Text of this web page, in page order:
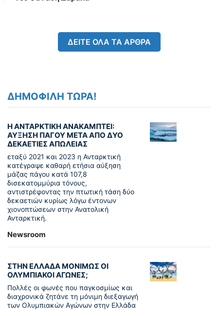
ΔΕΙΤΕ ΟΛΑ ΤΑ ΑΡΘΡΑ
ΔΗΜΟΦΙΛΗ ΤΩΡΑ!
Η ΑΝΤΑΡΚΤΙΚΗ ΑΝΑΚΑΜΠΤΕΙ:
ΑΥΞΗΣΗ ΠΑΓΟΥ ΜΕΤΑ ΑΠΟ ΔΥΟ
ΔΕΚΑΕΤΙΕΣ ΑΠΩΛΕΙΑΣ
εταξύ 2021 και 2023 η Ανταρκτική
κατέγραψε καθαρή ετήσια αύξηση
μάζας πάγου κατά 107,8
δισεκατομμύρια τόνους,
αντιστρέφοντας την πτωτική τάση δύο
δεκαετιών κυρίως λόγω έντονων
χιονοπτώσεων στην Ανατολική
Ανταρκτική.
Newsroom
ΣΤΗΝ ΕΛΛΑΔΑ ΜΟΝΙΜΩΣ ΟΙ
ΟΛΥΜΠΙΑΚΟΙ ΑΓΩΝΕΣ;
Πολλές οι φωνές που παγκοσμίως και
διαχρονικά ζητάνε τη μόνιμη διεξαγωγή
των Ολυμπιακών Αγώνων στην Ελλάδα